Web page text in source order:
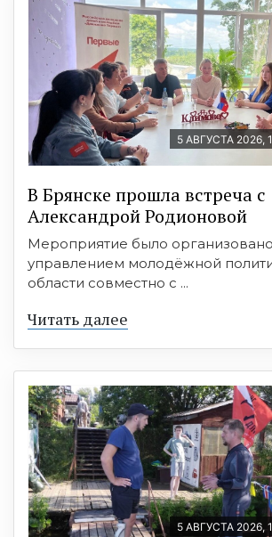
5 АВГУСТА 2026,
В Брянске прошла встреча с
Александрой Родионовой
Мероприятие было организовано
управлением молодёжной
области совместно с ...
Читать далее
5 АВГУСТА 2026,